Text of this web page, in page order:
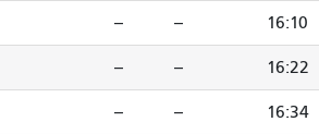
-- -- 16:10
-- -- 16:22
-- -- 16:34